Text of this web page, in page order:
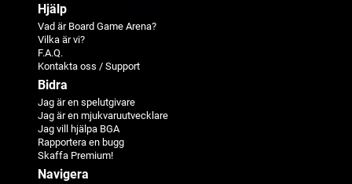
Hjälp
Vad är Board Game Arena?
Vilka är vi?
F.A.Q.
Kontakta oss / Support
Bidra
Jag är en spelutgivare
Jag är en mjukvaruutvecklare
Jag vill hjälpa BGA
Rapportera en bugg
Skaffa Premium!
Navigera